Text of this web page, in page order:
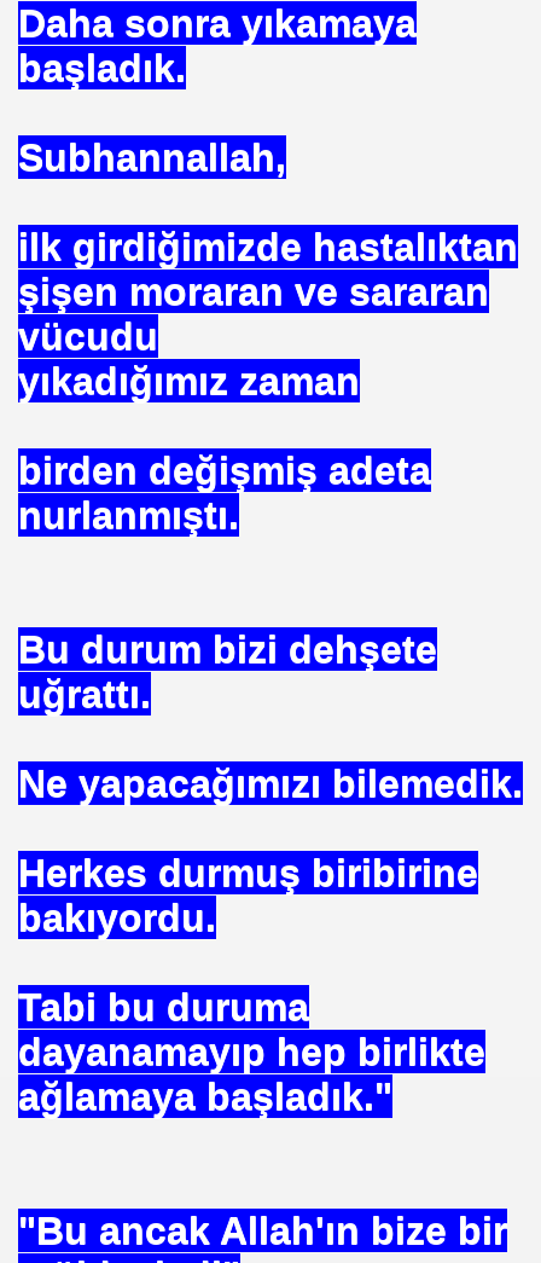
Daha sonra yıkamaya
başladık.
Subhannallah,
ilk girdiğimizde hastalıktan
şişen moraran ve sararan
vücudu
yıkadığımız zaman
birden değişmiş adeta
nurlanmıştı.
Bu durum bizi dehşete
uğrattı.
Ne yapacağımızı bilemedik.
Herkes durmuş biribirine
bakıyordu.
Tabi bu duruma
dayanamayıp hep birlikte
ağlamaya başladık."
"Bu ancak Allah'ın bize bir
İLK. sarı nokta tedavisi.DR.Güngör SOBACI
TIP TEDAVİLERİ-ANADOLU HALK
1 e Al= 5 e Sat.
Araştırmalar Mrk.
Cezalandırılan Bürokrat
Varmı?-WARREN BUFFET.
REZERV SİSTEMİ-Prof.M.GÜNDOĞAN.